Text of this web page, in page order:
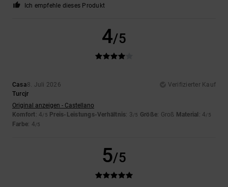
Ich empfehle dieses Produkt
4/5
Casa8. Juli 2026
Verifizierter Kauf
Turcjr
Original anzeigen - Castellano
Komfort: 4/5 Preis-Leistungs-Verhältnis: 3/5 Größe: Groß Material : 4/5
Farbe: 4/5
5/5